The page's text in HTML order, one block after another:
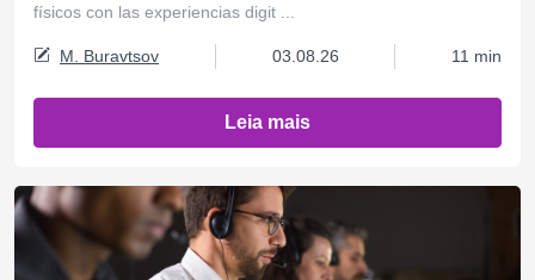
físicos con las experiencias digit ...
M. Buravtsov 03.08.26 11 min
Leia mais